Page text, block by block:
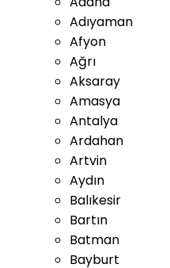
Adıyaman
Afyon
Ağrı
Aksaray
Amasya
Antalya
Ardahan
Artvin
Aydın
Balıkesir
Bartın
Batman
Bayburt